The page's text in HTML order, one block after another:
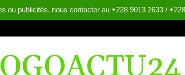
ou publicités, nous contacter au +228 9013 2633 /